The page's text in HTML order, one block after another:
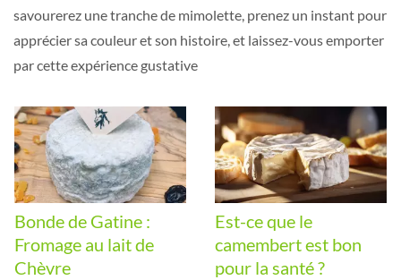
savourerez une tranche de mimolette, prenez un instant pour
apprécier sa couleur et son histoire, et laissez-vous emporter
par cette expérience gustative
Bonde de Gatine :
Fromage au lait de
Chèvre
Est-ce que le
camembert est bon
pour la santé ?